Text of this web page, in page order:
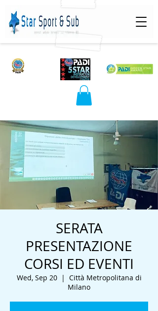
SERATA
PRESENTAZIONE
CORSI ED EVENTI
Wed, Sep 20
  |
Città Metropolitana di
Milano